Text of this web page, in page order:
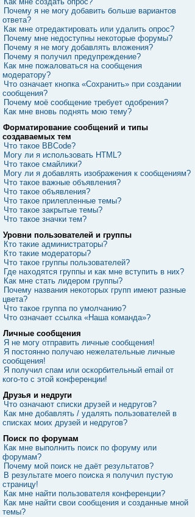
Почему я не могу добавить больше вариантов
ответа?
Как мне отредактировать или удалить опрос?
Почему мне недоступны некоторые форумы?
Почему я не могу добавлять вложения?
Почему я получил предупреждение?
Как мне пожаловаться на сообщения
модератору?
Что означает кнопка «Сохранить» при создании
сообщения?
Почему моё сообщение требует одобрения?
Как мне вновь поднять мою тему?
Форматирование сообщений и типы
создаваемых тем
Что такое BBCode?
Могу ли я использовать HTML?
Что такое смайлики?
Могу ли я добавлять изображения к сообщениям?
Что такое важные объявления?
Что такое объявления?
Что такое прилепленные темы?
Что такое закрытые темы?
Что такое значки тем?
Уровни пользователей и группы
Кто такие администраторы?
Кто такие модераторы?
Что такое группы пользователей?
Где находятся группы и как мне вступить в них?
Как мне стать лидером группы?
Почему названия некоторых групп имеют разные
цвета?
Что такое группа по умолчанию?
Что означает ссылка «Наша команда»?
Личные сообщения
Я не могу отправить личные сообщения!
Я постоянно получаю нежелательные личные
сообщения!
Я получил спам или оскорбительный email от
кого-то с этой конференции!
Друзья и недруги
Что означают списки друзей и недругов?
Как мне добавлять / удалять пользователей в
списках моих друзей и недругов?
Поиск по форумам
Как мне выполнить поиск по форуму или
форумам?
Почему мой поиск не даёт результатов?
В результате моего поиска я получил пустую
страницу!
Как мне найти пользователя конференции?
Как мне найти свои сообщения и созданные мной
темы?